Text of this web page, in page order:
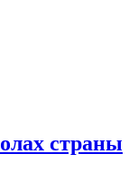
страны